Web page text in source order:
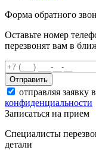
Форма обратного
Оставьте номер
перезвонят вам в
Отправить
отправляя заявку
конфиденциальности
Записаться на прием
Специалисты
детали